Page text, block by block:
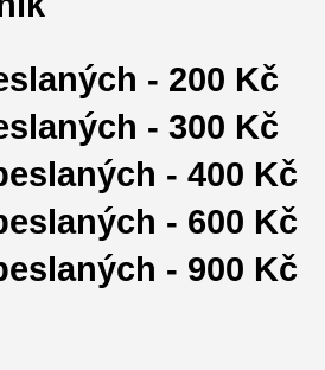
- 200 Kč
- 300 Kč
- 400 Kč
- 600 Kč
- 900 Kč